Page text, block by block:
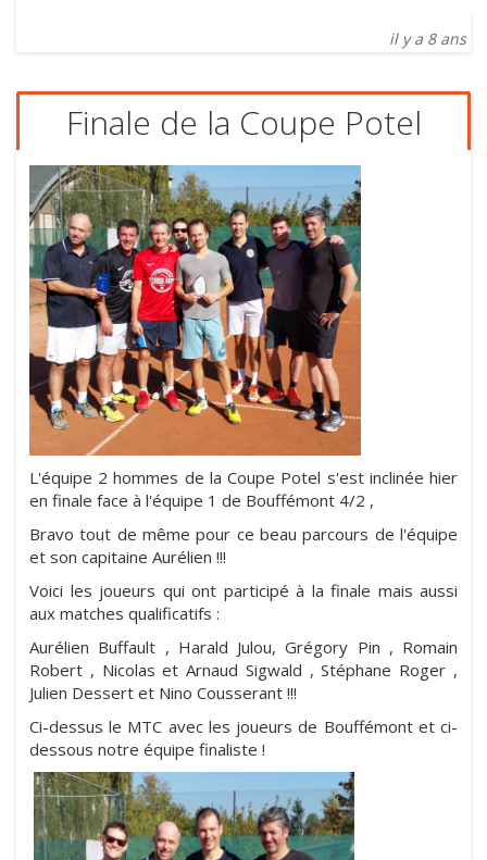
il y a 8 ans
Finale de la Coupe Potel
L'équipe 2 hommes de la Coupe Potel s'est inclinée hier
en finale face à l'équipe 1 de Bouffémont 4/2 ,
Bravo tout de même pour ce beau parcours de l'équipe
et son capitaine Aurélien !!!
Voici les joueurs qui ont participé à la finale mais aussi
aux matches qualificatifs :
Aurélien Buffault , Harald Julou, Grégory Pin , Romain
Robert , Nicolas et Arnaud Sigwald , Stéphane Roger ,
Julien Dessert et Nino Cousserant !!!
Ci-dessus le MTC avec les joueurs de Bouffémont et ci-
dessous notre équipe finaliste !